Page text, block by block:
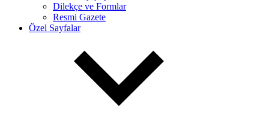
Dilekçe ve Formlar
Resmi Gazete
Özel Sayfalar